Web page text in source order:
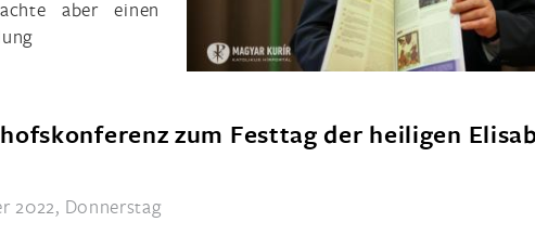
aber einen
zum Festtag der heiligen
2022, Donnerstag